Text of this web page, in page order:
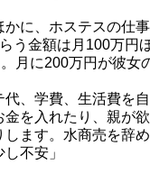
に、ホステスの仕
う金額は月100万円
月に200万円が彼女
代、学費、生活費を
を入れたり、親が
します。水商売を辞
不安」